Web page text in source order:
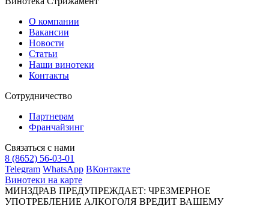
О компании
Вакансии
Новости
Статьи
Наши винотеки
Контакты
Сотрудничество
Партнерам
Франчайзинг
Связаться с нами
8 (8652) 56-03-01
Telegram WhatsApp ВКонтакте
Винотеки на карте
МИНЗДРАВ ПРЕДУПРЕЖДАЕТ: ЧРЕЗМЕРНОЕ
УПОТРЕБЛЕНИЕ АЛКОГОЛЯ ВРЕДИТ ВАШЕМУ